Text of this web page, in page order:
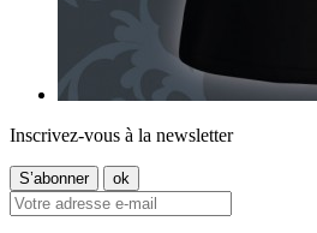
Inscrivez-vous à la newsletter